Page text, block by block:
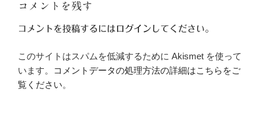
コメントを残す
コメントを投稿するには ログイン してください。
このサイトはスパムを低減するために Akismet を使って
います。
コメントデータの処理方法の詳細はこちらをご
覧ください。